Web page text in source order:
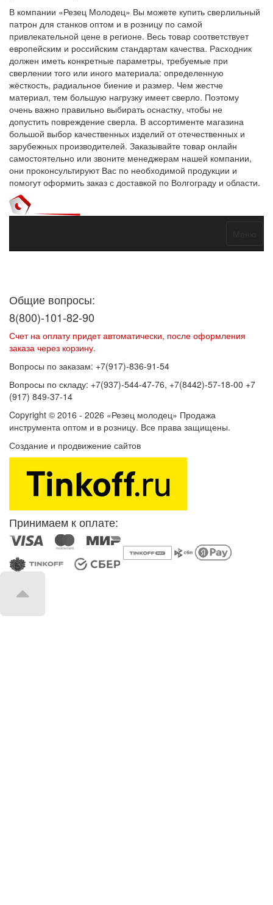
В компании «Резец Молодец» Вы можете купить сверлильный
патрон для станков оптом и в розницу по самой
привлекательной цене в регионе. Весь товар соответствует
европейским и российским стандартам качества. Расходник
должен иметь конкретные параметры, требуемые при
сверлении того или иного материала: определенную
жёсткость, радиальное биение и размер. Чем жестче
материал, тем большую нагрузку имеет сверло. Поэтому
очень важно правильно выбирать оснастку, чтобы не
допустить повреждение сверла. В ассортименте магазина
большой выбор качественных изделий от отечественных и
зарубежных производителей. Заказывайте товар онлайн
самостоятельно или звоните менеджерам нашей компании,
они проконсультируют Вас по необходимой продукции и
помогут оформить заказ с доставкой по Волгограду и области.
Общие вопросы:
8(800)-101-82-90
Счет на оплату придет автоматически, после оформления
заказа через корзину.
Вопросы по заказам: +7(917)-836-91-54
Вопросы по складу: +7(937)-544-47-76, +7(8442)-57-18-00 +7
(917) 849-37-14
Copyright © 2016 - 2026 «Резец молодец» Продажа
инструмента оптом и в розницу. Все права защищены.
Создание и продвижение сайтов
Принимаем к оплате: